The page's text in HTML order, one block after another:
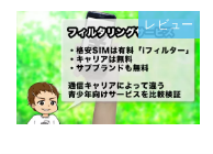
レビュー